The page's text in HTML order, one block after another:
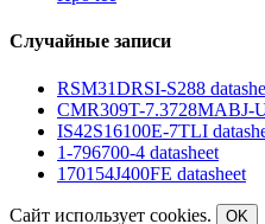
Случайные записи
RSM31DRSI-S288
CMR309T-7.3728MABJ-
IS42S16100E-7TLI
1-796700-4 datasheet
170154J400FE datasheet
Сайт использует cookies.
OK